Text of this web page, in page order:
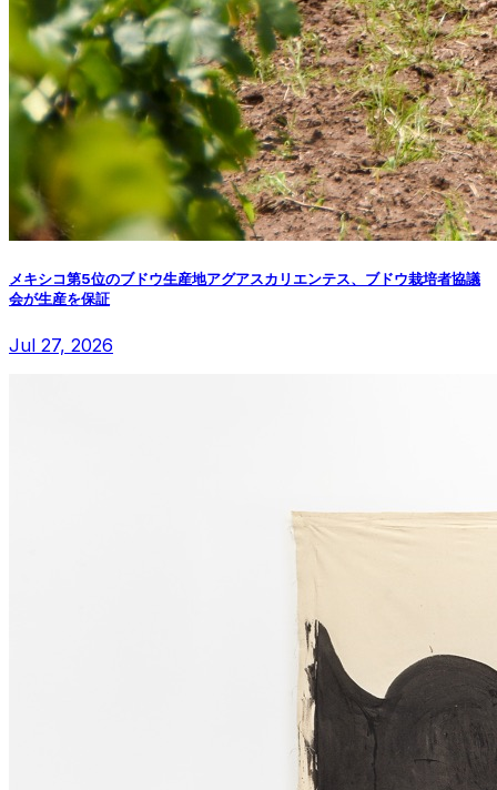
メキシコ第5位のブドウ生産地アグアスカリエンテス、ブドウ栽培者協議
会が生産を保証
Jul 27, 2026